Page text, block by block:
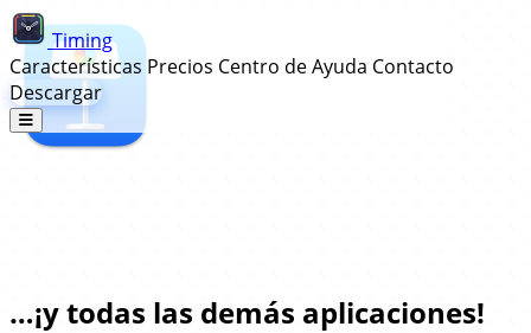
Timing
Características Precios Centro de Ayuda Contacto
Descargar
…¡y todas las demás aplicaciones!